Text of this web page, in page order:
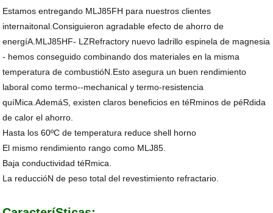
Estamos entregando MLJ85FH para nuestros clientes
internaitonal.Consiguieron agradable efecto de ahorro de
energíA.MLJ85HF- LZRefractory nuevo ladrillo espinela de magnesia
- hemos conseguido combinando dos materiales en la misma
temperatura de combustióN.Esto asegura un buen rendimiento
laboral como termo--mechanical y termo-resistencia
quíMica.AdemáS, existen claros beneficios en téRminos de péRdida
de calor el ahorro.
Hasta los 60ºC de temperatura reduce shell horno
El mismo rendimiento rango como MLJ85.
Baja conductividad téRmica.
La reduccióN de peso total del revestimiento refractario.